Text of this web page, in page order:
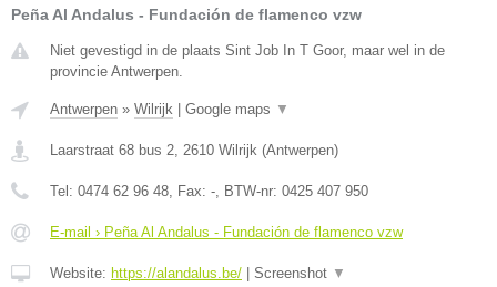
Peña Al Andalus - Fundación de flamenco vzw
Niet gevestigd in de plaats Sint Job In T Goor, maar wel in de
provincie Antwerpen.
Antwerpen » Wilrijk Google maps ▼
Laarstraat 68 bus 2, 2610 Wilrijk (Antwerpen)
Tel: 0474 62 96 48, Fax: -, BTW-nr: 0425 407 950
E-mail › Peña Al Andalus - Fundación de flamenco vzw
Website: https://alandalus.be/ Screenshot ▼